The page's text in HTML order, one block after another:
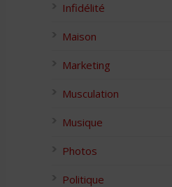
Infidélité
Maison
Marketing
Musculation
Musique
Photos
Politique